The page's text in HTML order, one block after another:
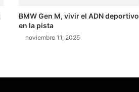
BMW Gen M, vivir el ADN deportivo
en la pista
noviembre 11, 2025